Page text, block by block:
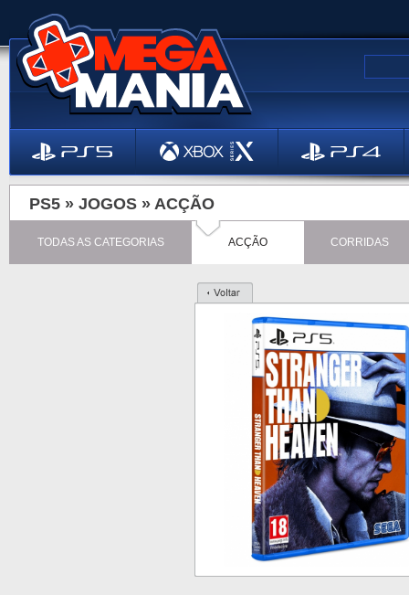
PS5 » JOGOS » ACÇÃO
TODAS AS CATEGORIAS ACÇÃO CORRIDAS